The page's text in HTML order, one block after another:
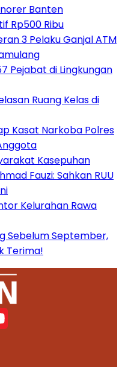
Banten
Rp500 Ribu
3 Pelaku Ganjal ATM
Pejabat di Lingkungan
Ruang Kelas di
Kasat Narkoba Polres
Kasepuhan
Fauzi: Sahkan RUU
Kelurahan Rawa
Sebelum September,
Terima!